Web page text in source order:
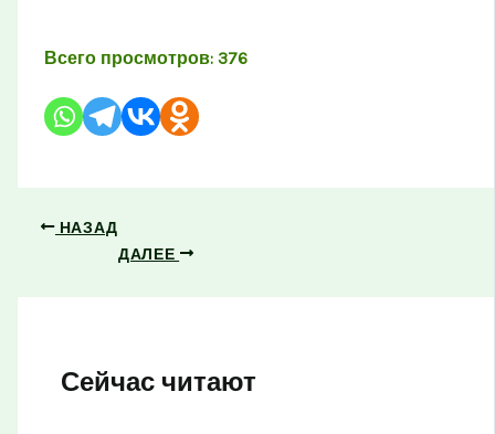
Всего просмотров: 376
НАЗАД
ДАЛЕЕ
Сейчас читают